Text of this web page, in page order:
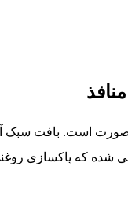
اول پاکسازی صورت
شده که پاکسازی